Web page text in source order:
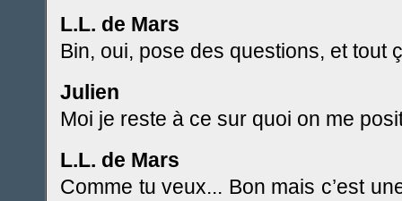
L.L. de Mars
Bin, oui, pose des questions, et tout
Julien
Moi je reste à ce sur quoi on me
L.L. de Mars
Comme tu veux... Bon mais c’est